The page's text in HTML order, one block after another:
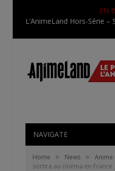
EN
NAVIGATE
Home » News » Anime
sortira au cinéma en